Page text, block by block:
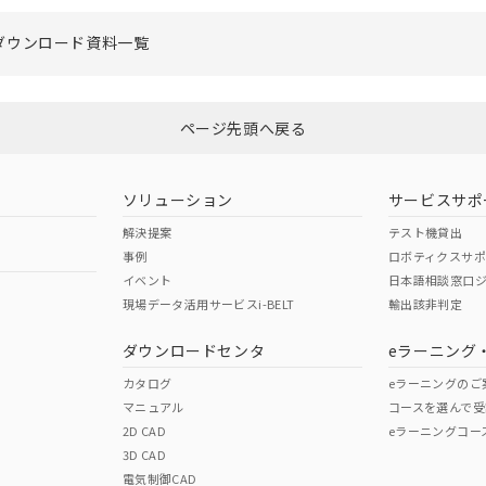
ウンロード資料一覧
ページ先頭へ戻る
ソリューション
解決提案
事例
イベント
現場データ活用サービスi-BELT
ダウンロードセンタ
カタログ
マニュアル
2D CAD
3D CAD
電気制御CAD
サービスサポ
テスト機貸出
ロボティクスサ
日本語相談窓口
輸出該非判定
eラーニング
eラーニングのご
コースを選んで
eラーニングコー